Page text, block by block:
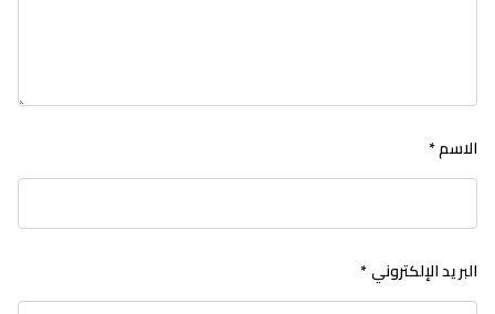
الاسم*
البريد الإلكتروني*